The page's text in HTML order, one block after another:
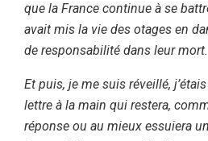
que la France continue à se
avait mis la vie des otages en
de responsabilité dans leur mort.
Et puis, je me suis réveillé,
lettre à la main qui restera,
réponse ou au mieux essuiera